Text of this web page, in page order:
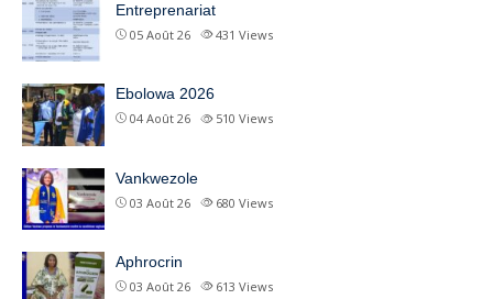
Entreprenariat
05 Août 26 431 Views
Ebolowa 2026
04 Août 26 510 Views
Vankwezole
03 Août 26 680 Views
Aphrocrin
03 Août 26 613 Views